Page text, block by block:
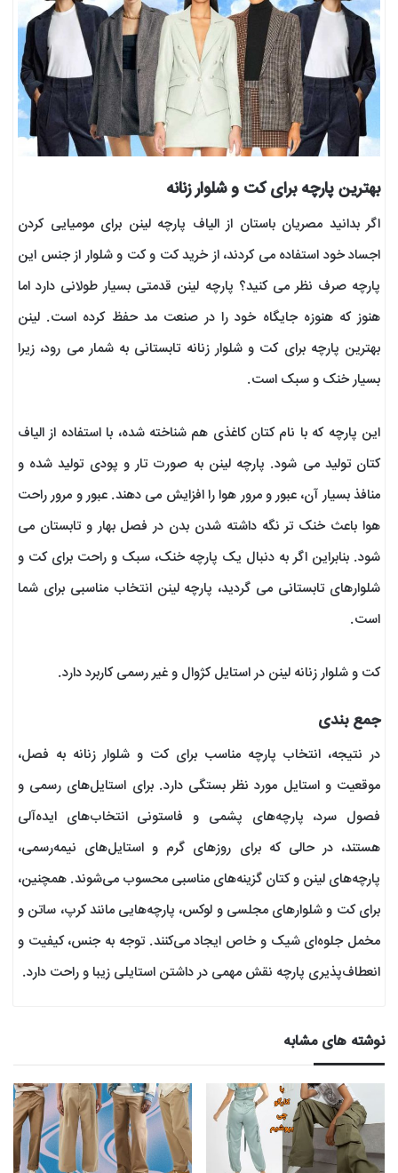
بهترین پارچه برای کت و شلوار زنانه
اگر بدانید مصریان باستان از الیاف پارچه لینن برای مومیایی کردن
اجساد خود استفاده می کردند، از خرید کت و کت و شلوار از جنس این
پارچه صرف نظر می کنید؟ پارچه لینن قدمتی بسیار طولانی دارد اما
هنوز که هنوزه جایگاه خود را در صنعت مد حفظ کرده است. لینن
بهترین پارچه برای کت و شلوار زنانه تابستانی به شمار می رود، زیرا
بسیار خنک و سبک است.
این پارچه که با نام کتان کاغذی هم شناخته شده، با استفاده از الیاف
کتان تولید می شود. پارچه لینن به صورت تار و پودی تولید شده و
منافذ بسیار آن، عبور و مرور هوا را افزایش می دهند. عبور و مرور راحت
هوا باعث خنک تر نگه داشته شدن بدن در فصل بهار و تابستان می
شود. بنابراین اگر به دنبال یک پارچه خنک، سبک و راحت برای کت و
شلوارهای تابستانی می گردید، پارچه لینن انتخاب مناسبی برای شما
است.
کت و شلوار زنانه لینن در استایل کژوال و غیر رسمی کاربرد دارد.
جمع بندی
در نتیجه، انتخاب پارچه مناسب برای کت و شلوار زنانه به فصل،
موقعیت و استایل مورد نظر بستگی دارد. برای استایل‌های رسمی و
فصول سرد، پارچه‌های پشمی و فاستونی انتخاب‌های ایده‌آلی
هستند، در حالی که برای روزهای گرم و استایل‌های نیمه‌رسمی،
پارچه‌های لینن و کتان گزینه‌های مناسبی محسوب می‌شوند. همچنین،
برای کت و شلوارهای مجلسی و لوکس، پارچه‌هایی مانند کرپ، ساتن و
مخمل جلوه‌ای شیک و خاص ایجاد می‌کنند. توجه به جنس، کیفیت و
انعطاف‌پذیری پارچه نقش مهمی در داشتن استایلی زیبا و راحت دارد.
نوشته های مشابه